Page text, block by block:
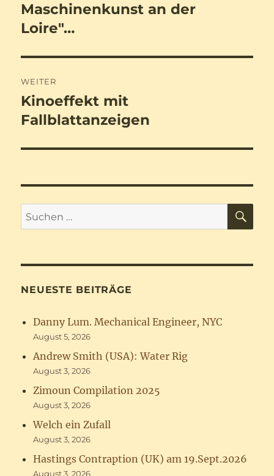
Beitrag:
Maschinenkunst an der
Loire"…
WEITER
Nächster
Beitrag:
Kinoeffekt mit
Fallblattanzeigen
Suchen
nach:
NEUESTE BEITRÄGE
Danny Lum. Mechanical Engineer, NYC
August 5, 2026
Andrew Smith (USA): Water Rig
August 3, 2026
Zimoun Compilation 2025
August 3, 2026
Welch ein Zufall
August 3, 2026
Hastings Contraption (UK) am 19.Sept.2026
August 3, 2026